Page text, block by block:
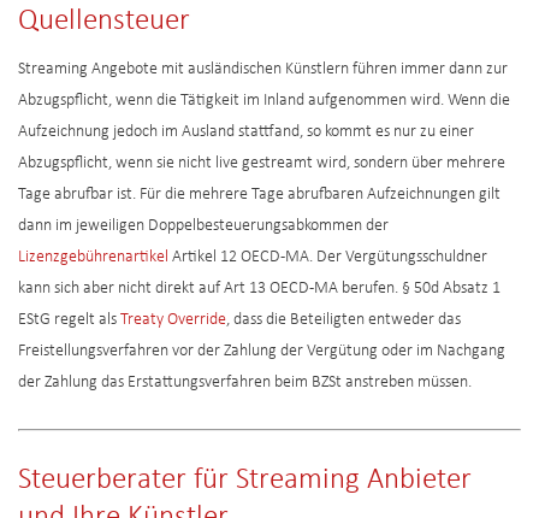
Quellensteuer
Streaming Angebote mit ausländischen Künstlern führen immer dann zur
Abzugspflicht, wenn die Tätigkeit im Inland aufgenommen wird. Wenn die
Aufzeichnung jedoch im Ausland stattfand, so kommt es nur zu einer
Abzugspflicht, wenn sie nicht live gestreamt wird, sondern über mehrere
Tage abrufbar ist. Für die mehrere Tage abrufbaren Aufzeichnungen gilt
dann im jeweiligen Doppelbesteuerungsabkommen der
Lizenzgebührenartikel Artikel 12 OECD-MA. Der Vergütungsschuldner
kann sich aber nicht direkt auf Art 13 OECD-MA berufen. § 50d Absatz 1
EStG regelt als Treaty Override, dass die Beteiligten entweder das
Freistellungsverfahren vor der Zahlung der Vergütung oder im Nachgang
der Zahlung das Erstattungsverfahren beim BZSt anstreben müssen.
Steuerberater für Streaming Anbieter